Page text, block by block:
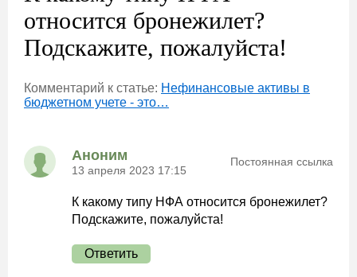
относится бронежилет?
Подскажите, пожалуйста!
Комментарий к статье: Нефинансовые активы в
бюджетном учете - это…
Аноним
13 апреля 2023 17:15
Постоянная ссылка
К какому типу НФА относится бронежилет?
Подскажите, пожалуйста!
Ответить